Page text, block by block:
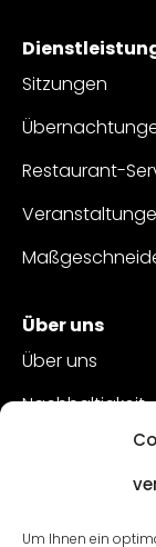
Um Ihnen ein
Sitzungen
Restaurant-
Über uns
Über uns
Nachhaltigkeit
Offene Stellen
Kontakt